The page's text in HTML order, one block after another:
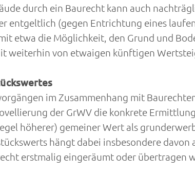
durch ein Baurecht kann auch
entgeltlich (gegen Entrichtung eines
etwa die Möglichkeit, den Grund und
weiterhin von etwaigen künftigen
im Zusammenhang mit
der GrWV die konkrete
höherer) gemeiner Wert als
hängt dabei insbesondere davon
erstmalig eingeräumt oder übertragen